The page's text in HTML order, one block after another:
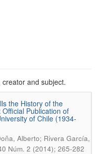
and subject.
the History of the
Publication of
of Chile (1934-
Alberto; Rivera García,
Núm. 2 (2014); 265-282